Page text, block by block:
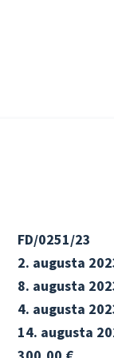
FD/0251/23
2. augusta
8. augusta
4. augusta
14. augusta